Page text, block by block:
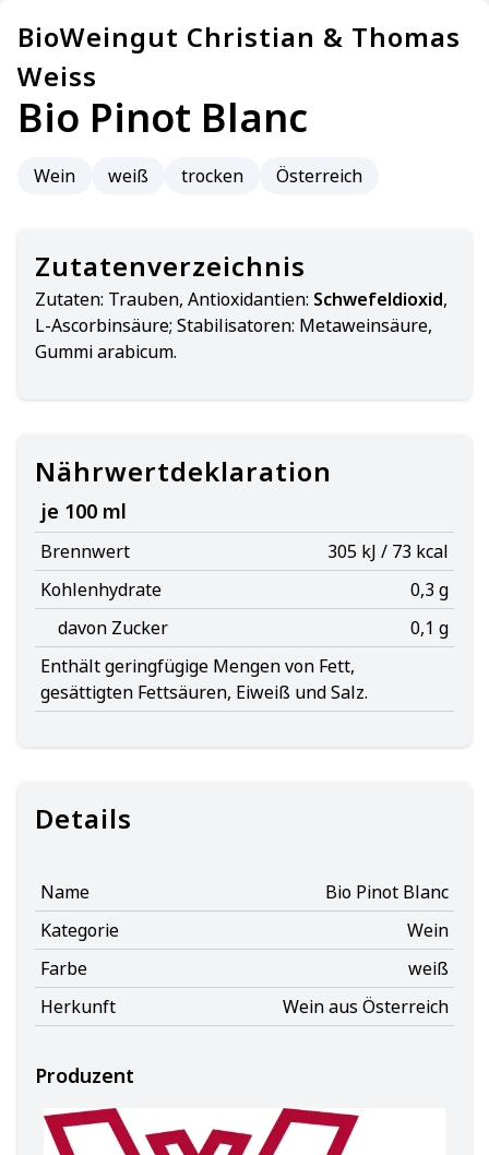
BioWeingut Christian & Thomas
Weiss
Bio Pinot Blanc
Wein weiß trocken Österreich
Zutatenverzeichnis
Zutaten: Trauben, Antioxidantien: Schwefeldioxid,
L-Ascorbinsäure; Stabilisatoren: Metaweinsäure,
Gummi arabicum.
Nährwertdeklaration
je 100 ml
Brennwert
305 kJ / 73 kcal
Kohlenhydrate
0,3 g
davon Zucker
0,1 g
Enthält geringfügige Mengen von Fett,
gesättigten Fettsäuren, Eiweiß und Salz.
Details
Name
Bio Pinot Blanc
Kategorie
Wein
Farbe
weiß
Herkunft
Wein aus Österreich
Produzent